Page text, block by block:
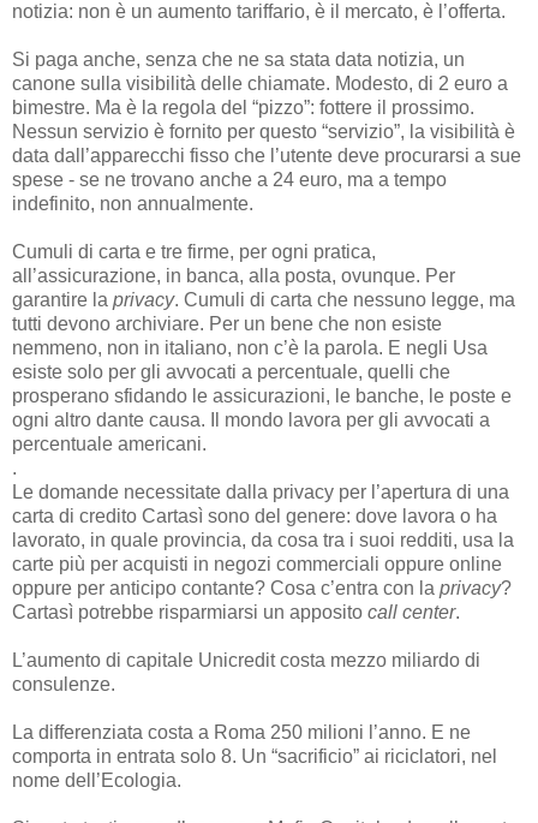
notizia: non è un aumento tariffario, è il mercato, è l’offerta.
Si paga anche, senza che ne sa stata data notizia, un
canone sulla visibilità delle chiamate. Modesto, di 2 euro a
bimestre. Ma è la regola del “pizzo”: fottere il prossimo.
Nessun servizio è fornito per questo “servizio”, la visibilità è
data dall’apparecchi fisso che l’utente deve procurarsi a sue
spese - se ne trovano anche a 24 euro, ma a tempo
indefinito, non annualmente.
Cumuli di carta e tre firme, per ogni pratica,
all’assicurazione, in banca, alla posta, ovunque. Per
garantire la privacy. Cumuli di carta che nessuno legge, ma
tutti devono archiviare. Per un bene che non esiste
nemmeno, non in italiano, non c’è la parola. E negli Usa
esiste solo per gli avvocati a percentuale, quelli che
prosperano sfidando le assicurazioni, le banche, le poste e
ogni altro dante causa. Il mondo lavora per gli avvocati a
percentuale americani.
.
Le domande necessitate dalla privacy per l’apertura di una
carta di credito Cartasì sono del genere: dove lavora o ha
lavorato, in quale provincia, da cosa tra i suoi redditi, usa la
carte più per acquisti in negozi commerciali oppure online
oppure per anticipo contante? Cosa c’entra con la privacy?
Cartasì potrebbe risparmiarsi un apposito call center.
L’aumento di capitale Unicredit costa mezzo miliardo di
consulenze.
La differenziata costa a Roma 250 milioni l’anno. E ne
comporta in entrata solo 8. Un “sacrificio” ai riciclatori, nel
nome dell’Ecologia.